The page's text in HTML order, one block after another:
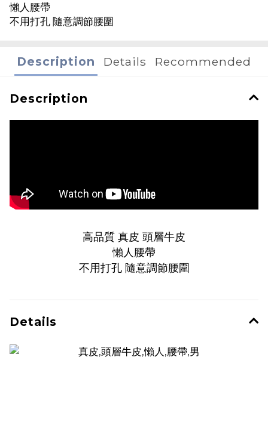
懶人腰帶
不用打孔 隨意調節腰圍
Description Details Recommended
Description
高品質 真皮 頭層牛皮
懶人腰帶
不用打孔 隨意調節腰圍
Details